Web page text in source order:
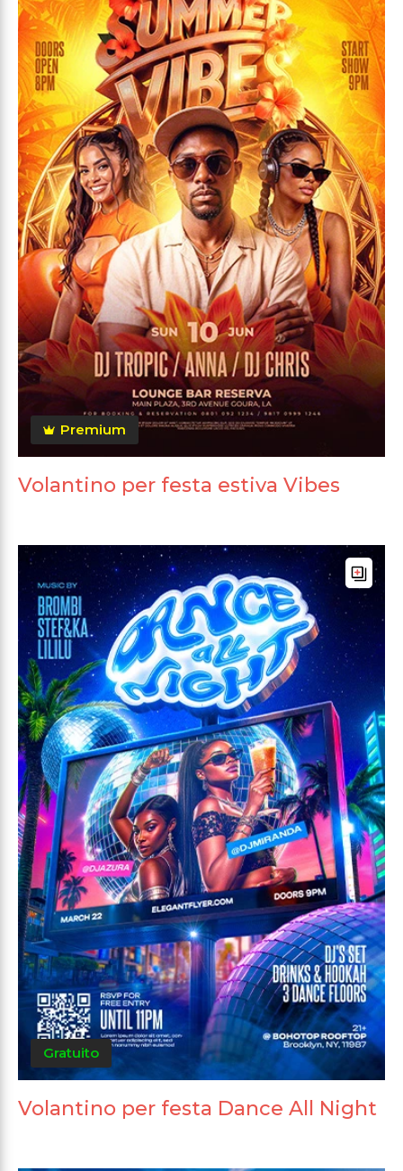
Premium
Volantino per festa estiva Vibes
Gratuito
Volantino per festa Dance All Night